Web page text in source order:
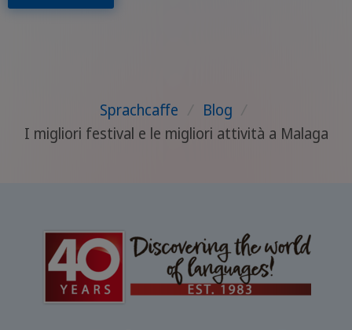
Sprachcaffe / Blog /
I migliori festival e le migliori attività a Malaga